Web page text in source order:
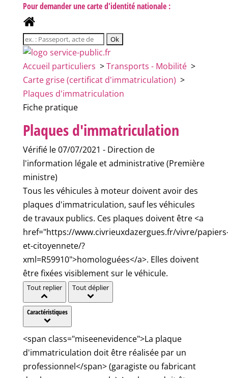
Pour demander une carte d'identité nationale :
Accueil particuliers >Transports - Mobilité >
Carte grise (certificat d'immatriculation) >
Plaques d'immatriculation
Fiche pratique
Plaques d'immatriculation
Vérifié le 07/07/2021 - Direction de
l'information légale et administrative (Première
ministre)
Tous les véhicules à moteur doivent avoir des
plaques d'immatriculation, sauf les véhicules
de travaux publics. Ces plaques doivent être <a
href="https://www.civrieuxdazergues.fr/vivre/
et-citoyennete/?
xml=R59910">homologuées</a>. Elles doivent
être fixées visiblement sur le véhicule.
Tout replier Tout déplier
Caractéristiques
<span class="miseenevidence">La plaque
d'immatriculation doit être réalisée par un
professionnel</span> (garagiste ou fabricant